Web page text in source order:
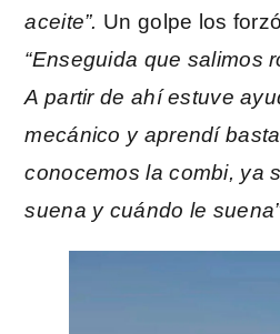
aceite”. Un golpe los
“Enseguida que salimos
A partir de ahí estuve
mecánico y aprendí
conocemos la combi, ya
suena y cuándo le